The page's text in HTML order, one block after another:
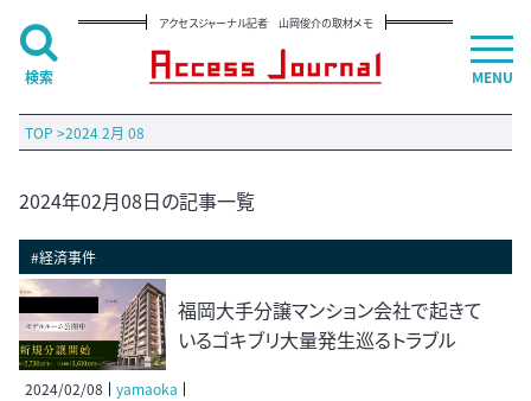
アクセスジャーナル記者 山岡俊介の取材メモ
TOP >2024 2月 08
2024年02月08日の記事一覧
#経済事件
福岡大手分譲マンション会社で起きて
いるゴキブリ大量発生巡るトラブル
2024/02/08 yamaoka
MENU
検索